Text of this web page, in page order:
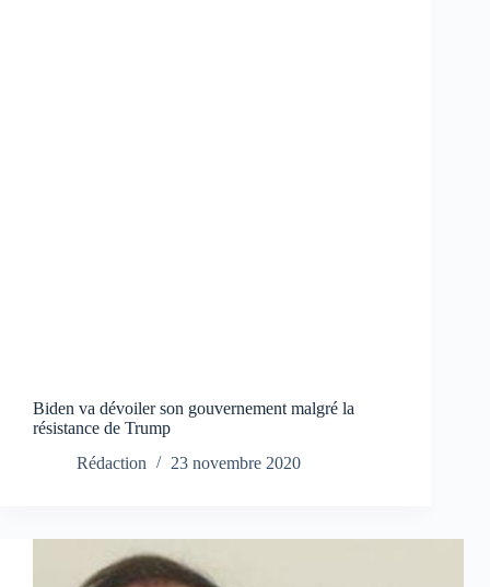
Biden va dévoiler son gouvernement malgré la
résistance de Trump
Rédaction
23 novembre 2020